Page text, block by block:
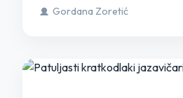
Gordana Zoretić